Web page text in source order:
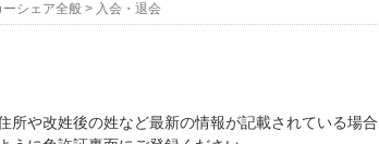
ーシェア全般> 入会・退会
や改姓後の姓など最新の情報が記載されている場合